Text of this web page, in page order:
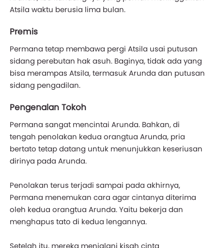
Atsila waktu berusia lima bulan.
Premis
Permana tetap membawa pergi Atsila usai putusan
sidang perebutan hak asuh. Baginya, tidak ada yang
bisa merampas Atsila, termasuk Arunda dan putusan
sidang pengadilan.
Pengenalan Tokoh
Permana sangat mencintai Arunda. Bahkan, di
tengah penolakan kedua orangtua Arunda, pria
bertato tetap datang untuk menunjukkan keseriusan
dirinya pada Arunda.
Penolakan terus terjadi sampai pada akhirnya,
Permana menemukan cara agar cintanya diterima
oleh kedua orangtua Arunda. Yaitu bekerja dan
menghapus tato di kedua lengannya.
Setelah itu, mereka menjalani kisah cinta